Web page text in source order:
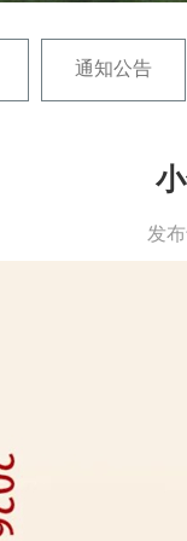
通知公告
发